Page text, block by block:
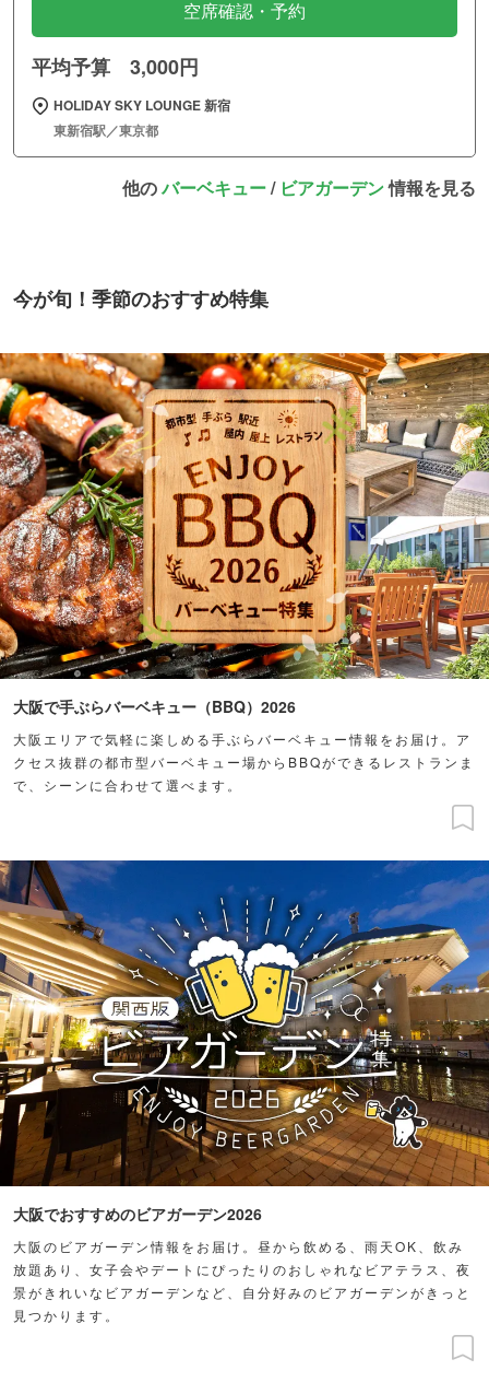
空席確認・予約
平均予算 3,000円
HOLIDAY SKY LOUNGE 新宿
東新宿駅／東京都
他のバーベキュー/ ビアガーデン情報を見る
今が旬！季節のおすすめ特集
大阪で手ぶらバーベキュー（BBQ）2026
大阪エリアで気軽に楽しめる手ぶらバーベキュー情報をお届け。ア
クセス抜群の都市型バーベキュー場からBBQができるレストランま
で、シーンに合わせて選べます。
大阪でおすすめのビアガーデン2026
大阪のビアガーデン情報をお届け。昼から飲める、雨天OK、飲み
放題あり、女子会やデートにぴったりのおしゃれなビアテラス、夜
景がきれいなビアガーデンなど、自分好みのビアガーデンがきっと
見つかります。